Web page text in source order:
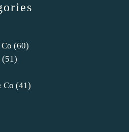
(60)
(51)
Co (41)